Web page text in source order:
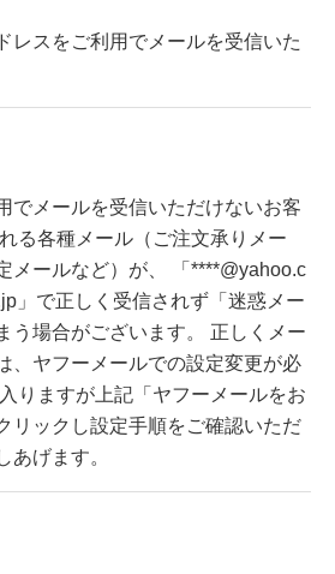
レスをご利用でメールを受信いた
でメールを受信いただけないお客
る各種メール（ご注文承りメー
メールなど）が、 「****@yahoo.c
」で正しく受信されず「迷惑メー
う場合がございます。 正しくメー
、ヤフーメールでの設定変更が必
りますが上記「ヤフーメールをお
リックし設定手順をご確認いただ
あげます。